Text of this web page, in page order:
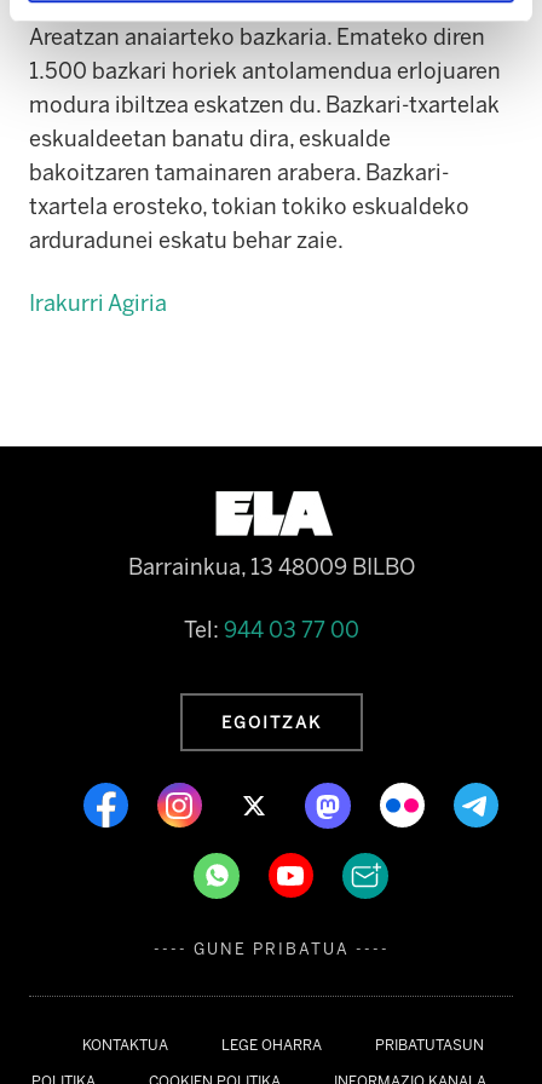
Areatzan anaiarteko bazkaria. Emateko diren
1.500 bazkari horiek antolamendua erlojuaren
modura ibiltzea eskatzen du. Bazkari-txartelak
eskualdeetan banatu dira, eskualde
bakoitzaren tamainaren arabera. Bazkari-
txartela erosteko, tokian tokiko eskualdeko
arduradunei eskatu behar zaie.
Irakurri Agiria
KONTAKTUA LEGE OHARRA PRIBATUTASUN
Barrainkua, 13 48009 BILBO
Tel: 944 03 77 00
EGOITZAK
---- GUNE PRIBATUA ----